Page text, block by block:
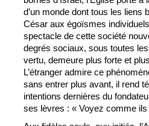
d’un monde dont tous les liens
César aux égoïsmes
spectacle de cette société
degrés sociaux, sous toutes
vertu, demeure plus forte et
L’étranger admire ce
sans entrer plus avant, il rend
intentions dernières du
ses lèvres : « Voyez comme ils